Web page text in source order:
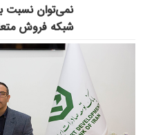
شبکه فروش